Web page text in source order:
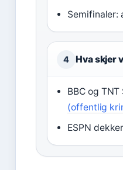
Semifinaler:
4 Hva skjer
BBC og
(offentlig
ESPN